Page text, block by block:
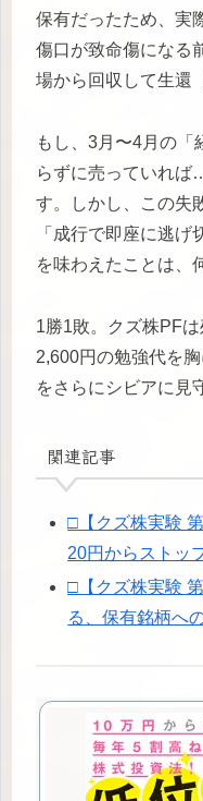
保有だったため、実
傷口が致命傷になる
場から回収して生還
もし、3月〜4月の「
らずに売っていれ
す。しかし、この失
「成行で即座に逃
を味わえたことは、
1勝1敗。クズ株PF
2,600円の勉強代を
をさらにシビアに見
関連記事
□【クズ株実験
20円からストッ
□【クズ株実験
る、保有銘柄へ